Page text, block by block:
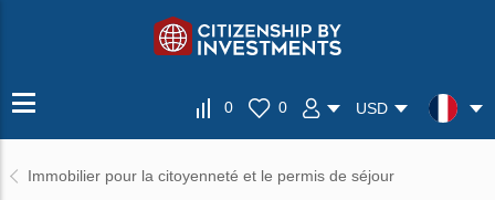
0 0 USD
Immobilier pour la citoyenneté et le permis de séjour